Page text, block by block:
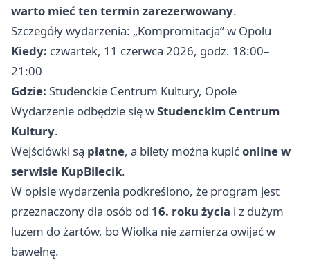
warto mieć ten termin zarezerwowany.
Szczegóły wydarzenia: „Kompromitacja” w Opolu
Kiedy: czwartek, 11 czerwca 2026, godz. 18:00–
21:00
Gdzie: Studenckie Centrum Kultury, Opole
Wydarzenie odbędzie się wStudenckim Centrum
Kultury.
Wejściówki są płatne, a bilety można kupićonline w
serwisie KupBilecik.
W opisie wydarzenia podkreślono, że program jest
przeznaczony dla osób od 16. roku życia i z dużym
luzem do żartów, bo Wiolka nie zamierza owijać w
bawełnę.